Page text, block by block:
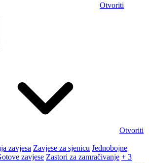
Otvoriti
Otvoriti
zavjesa Zavjese za sjenicu Jednobojne
zavjese Zastori za zamračivanje + 3